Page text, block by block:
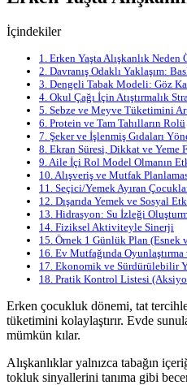
İçindekiler
1. Erken Yaşta Alışkanlık Neden
2. Davranış Odaklı Yaklaşım:
3. Dengeli Tabak Modeli: Göz
4. Okul Çağı İçin Atıştırmalık
5. Sebze ve Meyve Tüketimini
6. Protein ve Tam Tahılların Rolü
7. Şeker ve İşlenmiş Gıdaları
8. Ekran Süresi, Dikkat ve Yeme
9. Aile İçi Rol Model Olmanın
10. Alışveriş ve Mutfak
11. Seçici/Yemek Ayıran
12. Dışarıda Yemek ve Sosyal
13. Hidrasyon: Su İzleği
14. Fiziksel Aktiviteyle Sinerji
15. Örnek 1 Günlük Plan (Esnek
16. Ev Mutfağında Oyunlaştırma
17. Ekonomik ve Sürdürülebilir
18. Pratik Kontrol Listesi
Erken çocukluk dönemi, tat
tüketimini kolaylaştırır. Evde
mümkün kılar.
Alışkanlıklar yalnızca tabağın
tokluk sinyallerini tanıma gibi